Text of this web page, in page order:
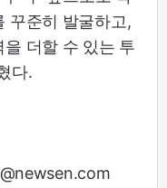
꾸준히 발굴하고,
더할 수 있는 투
다.